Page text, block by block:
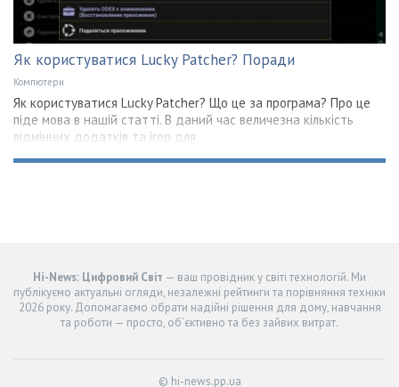
Як користуватися Lucky Patcher? Поради
Компютери
Як користуватися Lucky Patcher? Що це за програма? Про це
піде мова в нашій статті. В даний час величезна кількість
відмінних додатків та ігор для
Hi-News: Цифровий Світ — ваш провідник у світі технологій. Ми
публікуємо актуальні огляди, незалежні рейтинги та порівняння техніки
2026 року. Допомагаємо обрати надійні рішення для дому, навчання
та роботи — просто, об’єктивно та без зайвих витрат.
© hi-news.pp.ua